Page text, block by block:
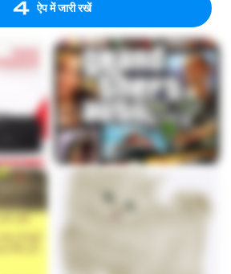
ऐप में जारी रखें